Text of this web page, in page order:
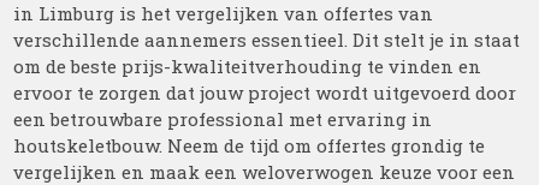
in Limburg is het vergelijken van offertes van
verschillende aannemers essentieel. Dit stelt je in staat
om de beste prijs-kwaliteitverhouding te vinden en
ervoor te zorgen dat jouw project wordt uitgevoerd door
een betrouwbare professional met ervaring in
houtskeletbouw. Neem de tijd om offertes grondig te
vergelijken en maak een weloverwogen keuze voor een